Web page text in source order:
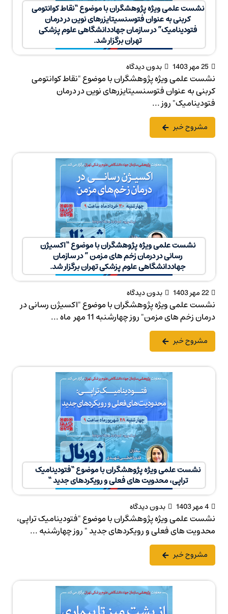
نشست علمی ویژه پژوهشگران با موضوع “نقاط کوانتومی
کربنی به عنوان فتوسنسیتایزرهای نوین در درمان
فتودینامیک” در سازمان جهاددانشگاهی علوم پزشکی
تهران برگزار شد.
25 مهر 1403 بدون دیدگاه
نشست علمی ویژه پژوهشگران با موضوع "نقاط کوانتومی
کربنی به عنوان فتوسنسیتایزرهای نوین در درمان
فتودینامیک" روز ...
مشروح خبر
نشست علمی ویژه پژوهشگران با موضوع “اکسیژن
رسانی در درمان زخم های مزمن ” در سازمان
جهاددانشگاهی علوم پزشکی تهران برگزار شد.
22 مهر 1403 بدون دیدگاه
نشست علمی ویژه پژوهشگران با موضوع "اکسیژن رسانی در
درمان زخم های مزمن" روز چهارشنبه 11 مهر ماه ...
مشروح خبر
نشست علمی ویژه پژوهشگران با موضوع “فتودینامیک
تراپی، محدویت های فعلی و رویکردهای جدید “
4 مهر 1403 بدون دیدگاه
نشست علمی ویژه پژوهشگران با موضوع "فتودینامیک تراپی،
محدویت های فعلی و رویکردهای جدید " روز چهارشنبه ...
مشروح خبر